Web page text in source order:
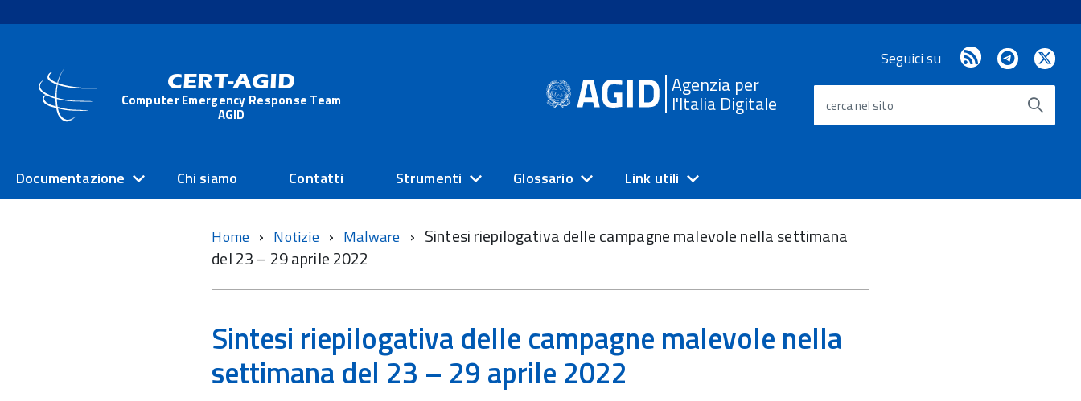
CERT-AGID
Computer Emergency Response Team
AGID
Agenzia per
l'Italia Digitale
Seguici su RSS Telegram
X
cerca nel sito
Documentazione Chi siamo Contatti Strumenti Glossario Link utili
Home Notizie Malware
Sintesi riepilogativa delle campagne malevole nella settimana
del 23 – 29 aprile 2022
Sintesi riepilogativa delle campagne malevole nella
settimana del 23 – 29 aprile 2022